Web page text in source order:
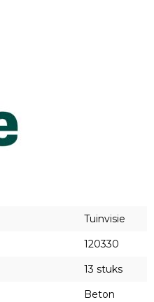
Tuinvisie
120330
13 stuks
Beton